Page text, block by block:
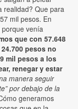
realidad? Que para
mil pesos. En
venía
que con 57.648
pesos no
mil pesos a los
renegar y estar
manera seguir
por debajo de la
generamos